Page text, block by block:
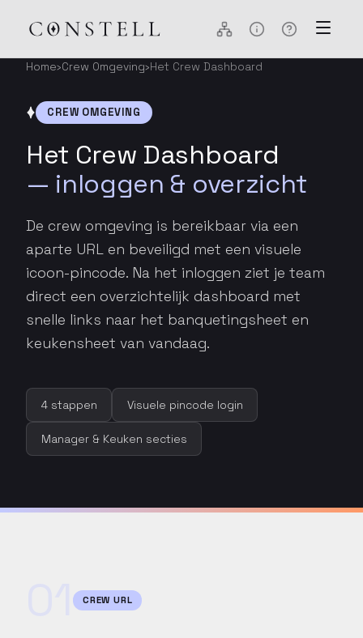
Home›Crew Omgeving›Het Crew Dashboard
CREW OMGEVING
Het Crew Dashboard
— inloggen & overzicht
De crew omgeving is bereikbaar via een
aparte URL en beveiligd met een visuele
icoon-pincode. Na het inloggen ziet je team
direct een overzichtelijk dashboard met
snelle links naar het banquetingsheet en
keukensheet van vandaag.
4 stappen Visuele pincode login
Manager & Keuken secties
CREW URL